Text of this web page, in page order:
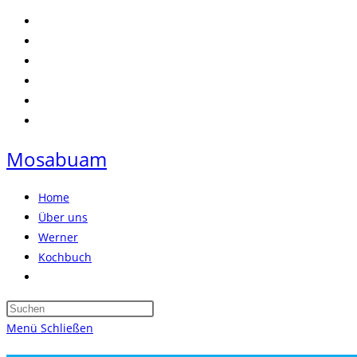
Zum
Inhalt
springen
Mosabuam
Home
Über uns
Werner
Kochbuch
umschalten
Press
Menü Schließen